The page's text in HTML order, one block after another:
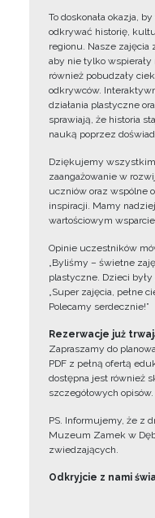
To doskonała okazja,
odkrywać historię,
regionu. Nasze zajęcia
aby nie tylko
również pobudzały
odkrywców.
działania plastyczne
sprawiają, że historia
nauką poprzez
Dziękujemy
zaangażowanie w
uczniów oraz wspólne
inspiracji. Mamy
wartościowym
Opinie uczestników
„Byliśmy – świetne
plastyczne. Dzieci
„Super zajęcia, pełne
Polecamy serdecznie!”
Rezerwacje już
Zapraszamy do
PDF z pełną ofertą
dostępna jest również
szczegółowych opisów.
PS. Informujemy, że z
Muzeum Zamek w
zwiedzających.
Odkryjcie z nami